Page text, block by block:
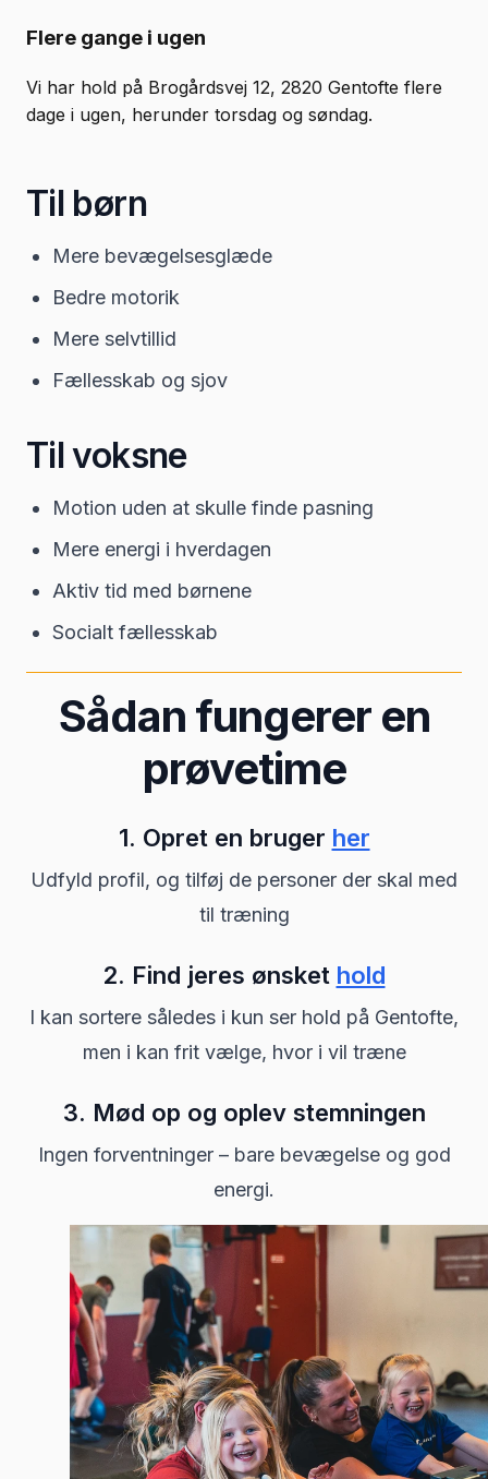
Flere gange i ugen
Vi har hold på Brogårdsvej 12, 2820 Gentofte flere
dage i ugen, herunder torsdag og søndag.
Til børn
Mere bevægelsesglæde
Bedre motorik
Mere selvtillid
Fællesskab og sjov
Til voksne
Motion uden at skulle finde pasning
Mere energi i hverdagen
Aktiv tid med børnene
Socialt fællesskab
Sådan fungerer en
prøvetime
1. Opret en bruger her
Udfyld profil, og tilføj de personer der skal med
til træning
2. Find jeres ønsket hold
I kan sortere således i kun ser hold på Gentofte,
men i kan frit vælge, hvor i vil træne
3. Mød op og oplev stemningen
Ingen forventninger – bare bevægelse og god
energi.